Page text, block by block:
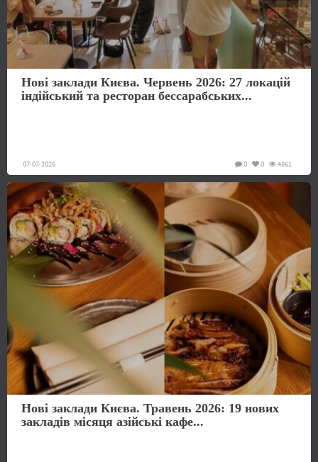
Нові заклади Києва. Червень 2026: 27 локацій
індійський та ресторан бессарабських...
07-07-2026 4861
0
0
Нові заклади Києва. Травень 2026: 19 нових
закладів місяця азійські кафе...